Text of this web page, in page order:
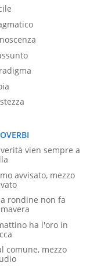
verità vien sempre a
avvisato, mezzo
rondine non fa
ha l'oro in
comune, mezzo